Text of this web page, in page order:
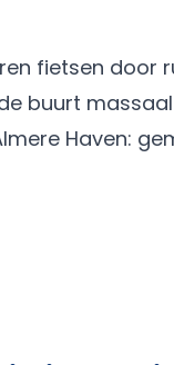
fietsen door
buurt
Haven: